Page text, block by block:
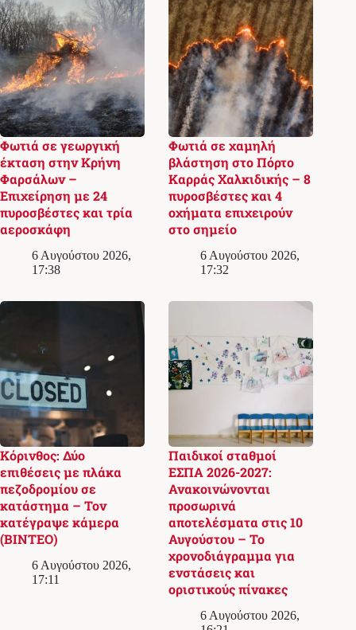
Φωτιά σε γεωργική
έκταση στην Κρήνη
Φαρσάλων –
Επιχείρηση με 24
πυροσβέστες και τρία
αεροσκάφη
6 Αυγούστου 2026,
17:38
Φωτιά σε χαμηλή
βλάστηση στο Πόρτο
Καρράς Χαλκιδικής – 8
πυροσβέστες και 4
οχήματα επιχειρούν
στο σημείο
6 Αυγούστου 2026,
17:32
Κόρινθος: Δύο
επιθέσεις με πλάκα
πεζοδρομίου σε
κατάστημα – Τον
κατέγραψε κάμερα
(ΒΙΝΤΕΟ)
6 Αυγούστου 2026,
17:11
Παιδικοί σταθμοί
ΕΣΠΑ 2026-2027:
Ανακοινώνονται
προσωρινά
αποτελέσματα στις 10
Αυγούστου – Το
χρονοδιάγραμμα για
ενστάσεις και
οριστικούς πίνακες
6 Αυγούστου 2026,